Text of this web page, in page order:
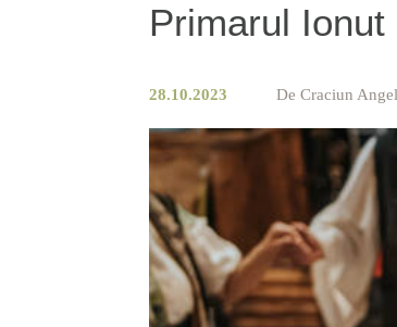
Primarul
28.10.2023 De Craciun